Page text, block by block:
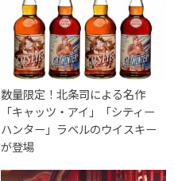
数量限定！北条司による名作
「キャッツ・アイ」「シティー
ハンター」ラベルのウイスキー
が登場